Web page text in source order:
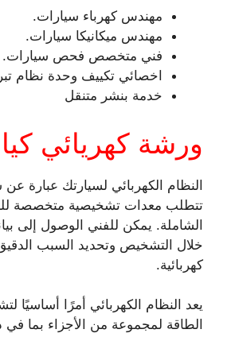
مهندس كهرباء سيارات.
مهندس ميكانيكا سيارات.
فني متخصص فحص سيارات.
اخصائي تكييف وحدة نظام
خدمة بنشر متنقل
ورشة كهريائي
النظام الكهربائي لسيارتك عبارة
تتطلب معدات تشخيصية متخصصة
الشاملة. يمكن للفني الوصول إلى
خلال التشخيص وتحديد السبب
كهربائية.
يعد النظام الكهربائي أمرًا أساسيًا
الطاقة لمجموعة من الأجزاء بما في